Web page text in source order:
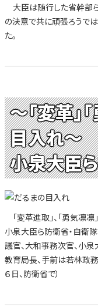
大臣は随行した省幹部ら
の決意で共に頑張ろうで
た。
～「変革」
目入れ～
小泉大臣
「変革進取」、「勇気凛
小泉大臣ら防衛省・自衛
議官、大和事務次官、小
教育局長、手前は若林政務
６日、防衛省で）